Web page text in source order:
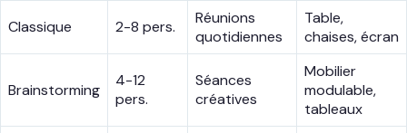
Classique 2-8 pers.
Réunions
quotidiennes
Table,
chaises, écran
Brainstorming
4-12
pers.
Séances
créatives
Mobilier
modulable,
tableaux